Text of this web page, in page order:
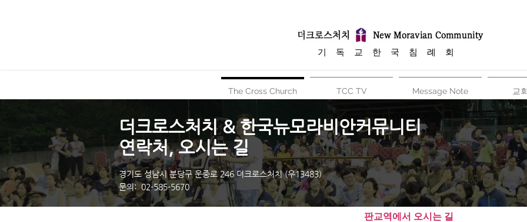
​기 독 교 한 국 침 례 회
The Cross Church TCC TV Message Note 교
더크로스처치 & 한국뉴모라비안커뮤니티
연락처, 오시는 길
경기도 성남시 분당구 운중로 246 더크로스처치 (우13483)
문의: 02-585-5670
판교역에서 오시는 길